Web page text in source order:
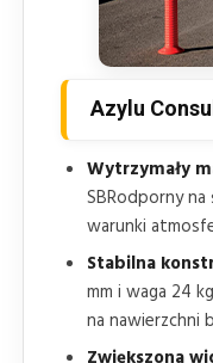
Azylu
Wytrzymały
SBRodporny na
warunki
Stabilna
mm i waga 24
na nawierzchni